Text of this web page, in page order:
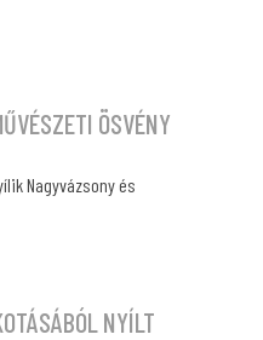
ÖSVÉNY
Nagyvázsony és
NYÍLT